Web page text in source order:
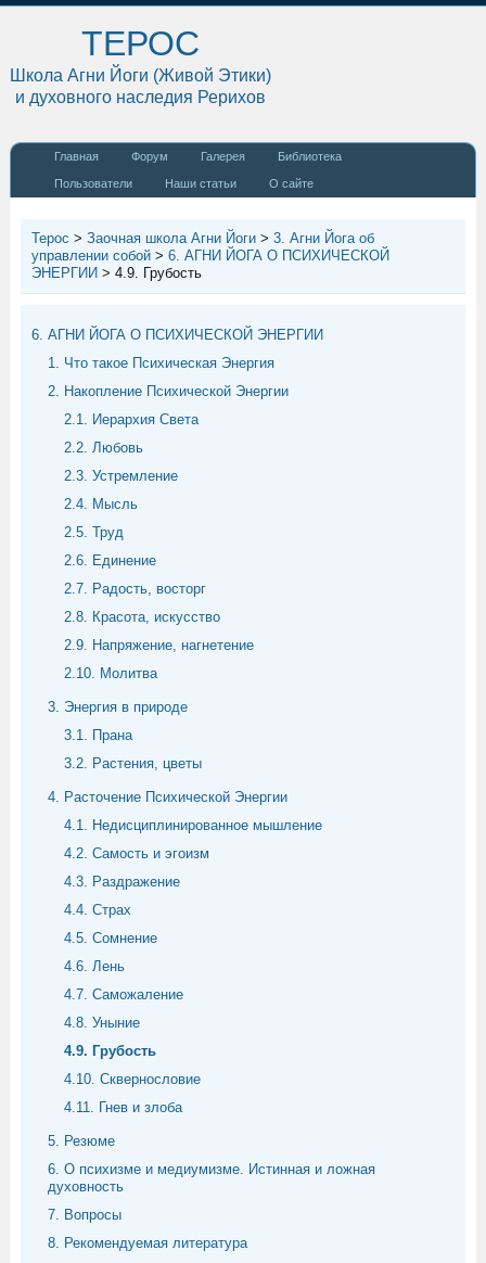
ТЕРОС
Школа Агни Йоги (Живой Этики)
и духовного наследия Рерихов
Главная Форум Галерея Библиотека
Пользователи Наши статьи О сайте
Терос >Заочная школа Агни Йоги >3. Агни Йога об
управлении собой >6. АГНИ ЙОГА О ПСИХИЧЕСКОЙ
ЭНЕРГИИ >4.9. Грубость
6. АГНИ ЙОГА О ПСИХИЧЕСКОЙ ЭНЕРГИИ
1. Что такое Психическая Энергия
2. Накопление Психической Энергии
2.1. Иерархия Света
2.2. Любовь
2.3. Устремление
2.4. Мысль
2.5. Труд
2.6. Единение
2.7. Радость, восторг
2.8. Красота, искусство
2.9. Напряжение, нагнетение
2.10. Молитва
3. Энергия в природе
3.1. Прана
3.2. Растения, цветы
4. Расточение Психической Энергии
4.1. Недисциплинированное мышление
4.2. Самость и эгоизм
4.3. Раздражение
4.4. Страх
4.5. Сомнение
4.6. Лень
4.7. Саможаление
4.8. Уныние
4.9. Грубость
4.10. Сквернословие
4.11. Гнев и злоба
5. Резюме
6. О психизме и медиумизме. Истинная и ложная
духовность
7. Вопросы
8. Рекомендуемая литература